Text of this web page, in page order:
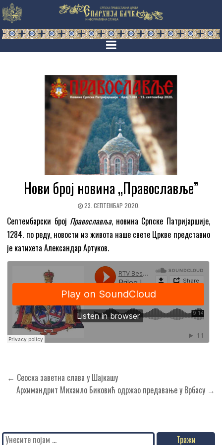
Нови број новина „Православље”
23. СЕПТЕМБАР 2020.
Септембарски број Православља, новина Српске Патријаршије,
1284. по реду, новости из живота наше свете Цркве представио
је катихета Александар Артуков.
Кретање
чланка
← Сеоска заветна слава у Шајкашу
Архимандрит Михаило Биковић одржао предавање у Врбасу →
Search